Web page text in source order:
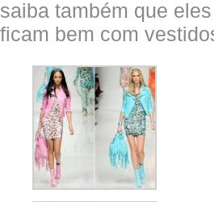
saiba também que
ficam bem com